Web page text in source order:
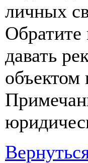
личных
давать